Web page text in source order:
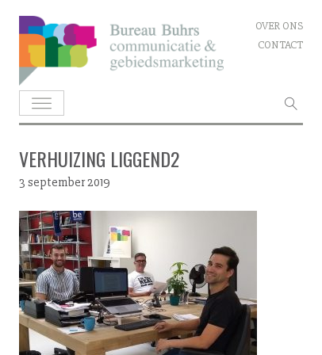
Skip
to
content
OVER ONS
CONTACT
VERHUIZING LIGGEND2
3 september 2019